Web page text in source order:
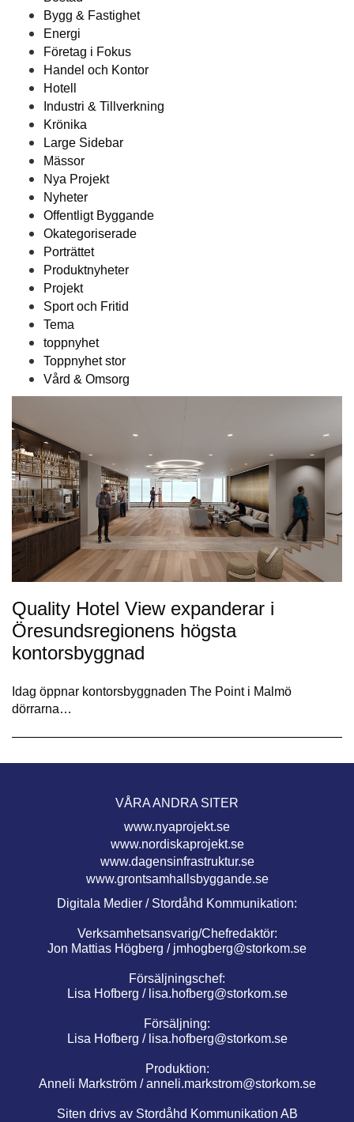
Bygg & Fastighet
Energi
Företag i Fokus
Handel och Kontor
Hotell
Industri & Tillverkning
Krönika
Large Sidebar
Mässor
Nya Projekt
Nyheter
Offentligt Byggande
Okategoriserade
Porträttet
Produktnyheter
Projekt
Sport och Fritid
Tema
toppnyhet
Toppnyhet stor
Vård & Omsorg
Quality Hotel View expanderar i
Öresundsregionens högsta
kontorsbyggnad
Idag öppnar kontorsbyggnaden The Point i Malmö
dörrarna…
VÅRA ANDRA SITER
www.nyaprojekt.se
www.nordiskaprojekt.se
www.dagensinfrastruktur.se
www.grontsamhallsbyggande.se
Digitala Medier / Stordåhd Kommunikation:
Verksamhetsansvarig/Chefredaktör:
Jon Mattias Högberg / jmhogberg@storkom.se
Försäljningschef:
Lisa Hofberg / lisa.hofberg@storkom.se
Försäljning:
Lisa Hofberg / lisa.hofberg@storkom.se
Produktion:
Anneli Markström /anneli.markstrom@storkom.se
Siten drivs av Stordåhd Kommunikation AB